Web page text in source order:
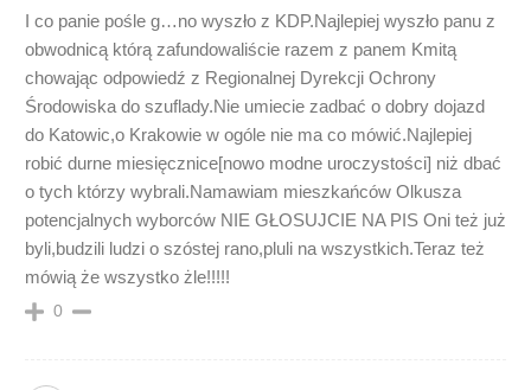
I co panie pośle g…no wyszło z KDP.Najlepiej wyszło panu z
obwodnicą którą zafundowaliście razem z panem Kmitą
chowając odpowiedź z Regionalnej Dyrekcji Ochrony
Środowiska do szuflady.Nie umiecie zadbać o dobry dojazd
do Katowic,o Krakowie w ogóle nie ma co mówić.Najlepiej
robić durne miesięcznice[nowo modne uroczystości] niż dbać
o tych którzy wybrali.Namawiam mieszkańców Olkusza
potencjalnych wyborców NIE GŁOSUJCIE NA PIS Oni też już
byli,budzili ludzi o szóstej rano,pluli na wszystkich.Teraz też
mówią że wszystko żle!!!!!
0